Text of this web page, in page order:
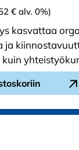
€ alv. 0%)
kasvattaa
ja